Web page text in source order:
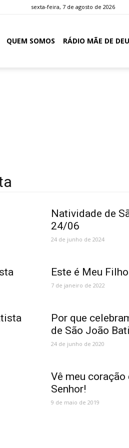
sexta-feira, 7 de agosto de 2026
QUEM SOMOS RÁDIO MÃE DE
Natividade de
24/06
24 de junho de 2024
Este é Meu
7 de janeiro de 2022
Por que
de São João
24 de junho de 2020
Vê meu coração
Senhor!
9 de maio de 2019